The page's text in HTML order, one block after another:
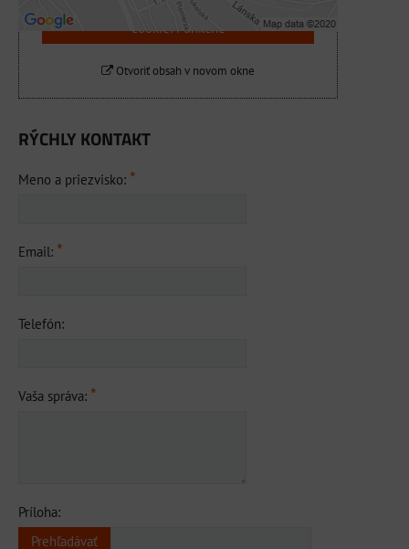
Povoliť a zapamätať - súhlas s druhom
cookie: Funkčné
Otvoriť obsah v novom okne
RÝCHLY KONTAKT
Meno a priezvisko: *
Email: *
Telefón:
Vaša správa: *
Príloha: